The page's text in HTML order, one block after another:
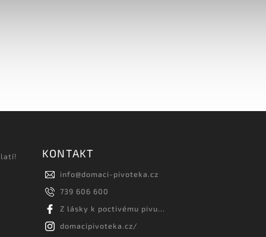
KONTAKT
info@domaci-pivoteka.cz
739 606 600
Z lásky k poctivému pivu...
domacipivoteka.cz/